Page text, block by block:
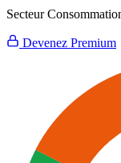
Secteur
Devenez Premium